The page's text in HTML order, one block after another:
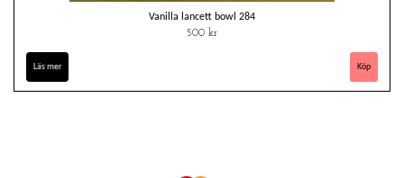
Vanilla lancett bowl 284
500 kr
Läs mer